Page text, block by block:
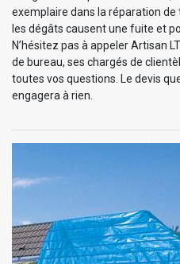
exemplaire dans la réparation
les dégâts causent une fuite et
N’hésitez pas à appeler Artisan
de bureau, ses chargés de
toutes vos questions. Le devis
engagera à rien.